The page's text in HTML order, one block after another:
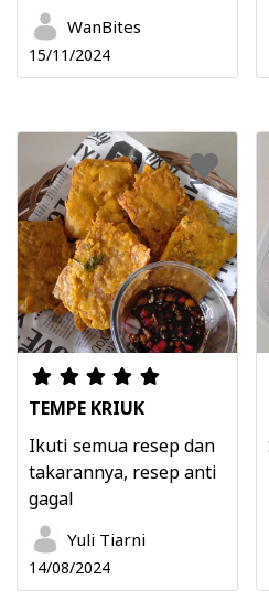
WanBites
15/11/2024
TEMPE KRIUK
Ikuti semua resep dan
takarannya, resep anti
gagal
Yuli Tiarni
14/08/2024